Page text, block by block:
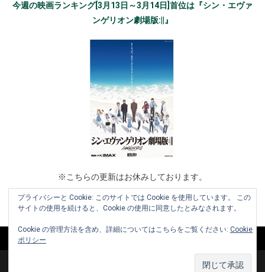
今週の映画ランキング[3月13日～3月14日]首位は『シン・エヴァ
ンゲリオン劇場版:||』
※こちらの更新はお休みしております。
Copyright © 2010-2026 www.cinemaniera.com All Rights Reserved.|
プライバシーと Cookie: このサイトでは Cookie を使用しています。 この
サイトの使用を続けると、Cookie の使用に同意したとみなされます。
Cookie の管理方法を含め、詳細についてはこちらをご覧ください: Cookie
ポリシー